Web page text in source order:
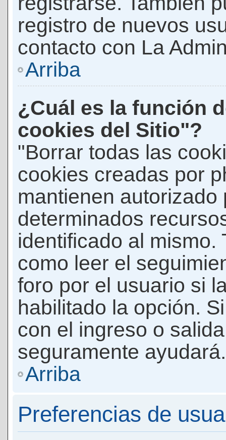
registro de nuevos
contacto con La
Arriba
¿Cuál es la función
cookies del Sitio"?
"Borrar todas las
cookies creadas por
mantienen autorizado
determinados
identificado al mismo.
como leer el
foro por el usuario si
habilitado la opción.
con el ingreso o
seguramente ayudará.
Arriba
Preferencias de